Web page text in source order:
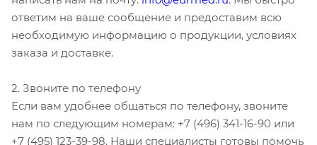
ответим на ваше сообщение и предоставим всю
необходимую информацию о продукции, условиях
заказа и доставке.
2. Звоните по телефону
Если вам удобнее общаться по телефону, звоните
нам по следующим номерам: +7 (496) 341-16-90 или
+7 (495) 123-39-98. Наши специалисты готовы помочь